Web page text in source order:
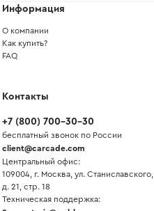
Информация
О компании
Как купить?
FAQ
Контакты
+7 (800) 700-30-30
бесплатный звонок по России
client@carcade.com
Центральный офис:
109004, г. Москва, ул. Станиславского,
д. 21, стр. 18
Техническая поддержка: